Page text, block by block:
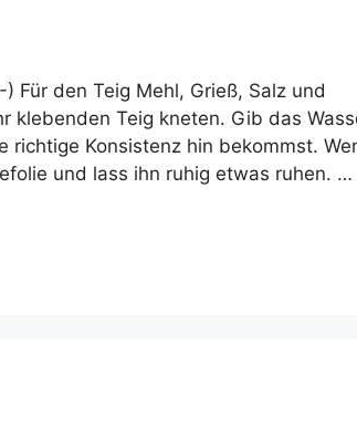
Für den Teig Mehl, Grieß, Salz und
klebenden Teig kneten. Gib das
Konsistenz hin bekommst.
und lass ihn ruhig etwas ruhen. …